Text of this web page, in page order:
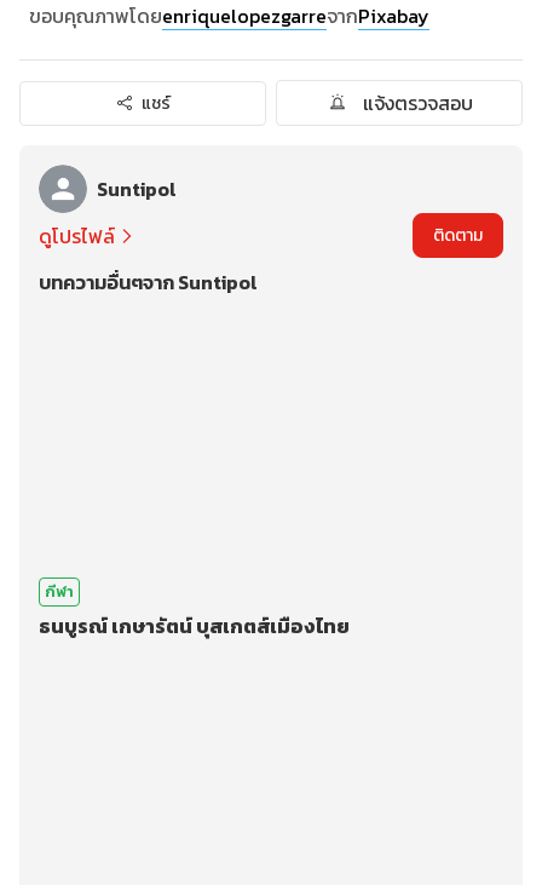
ขอบคุณภาพโดยenriquelopezgarreจากPixabay
แชร์ แจ้งตรวจสอบ
Suntipol
ดูโปรไฟล์
ติดตาม
บทความอื่นๆจาก Suntipol
กีฬา
ธนบูรณ์ เกษารัตน์ บุสเกตส์เมืองไทย